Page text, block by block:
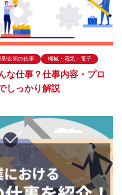
/企画の仕事 機械・電気・電子
な仕事？仕事内容・プロ
しっかり解説